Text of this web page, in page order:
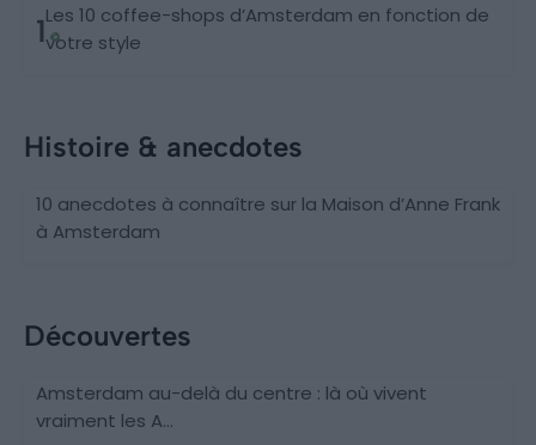
1Les 10 coffee-shops d’Amsterdam en fonction de
votre style
Histoire & anecdotes
10 anecdotes à connaître sur la Maison d’Anne Frank
à Amsterdam
Découvertes
Amsterdam au-delà du centre : là où vivent
vraiment les A...